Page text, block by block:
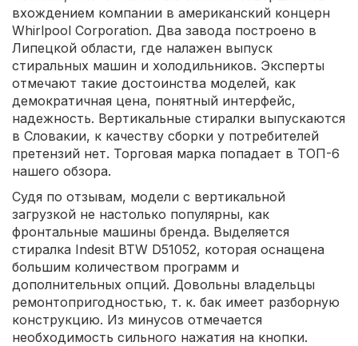
вхождением компании в американский концерн
Whirlpool Corporation. Два завода построено в
Липецкой области, где налажен выпуск
стиральных машин и холодильников. Эксперты
отмечают такие достоинства моделей, как
демократичная цена, понятный интерфейс,
надежность. Вертикальные стиралки выпускаются
в Словакии, к качеству сборки у потребителей
претензий нет. Торговая марка попадает в ТОП-6
нашего обзора.
Судя по отзывам, модели с вертикальной
загрузкой не настолько популярны, как
фронтальные машины бренда. Выделяется
стиралка Indesit BTW D51052, которая оснащена
большим количеством программ и
дополнительных опций. Довольны владельцы
ремонтопригодностью, т. к. бак имеет разборную
конструкцию. Из минусов отмечается
необходимость сильного нажатия на кнопки.